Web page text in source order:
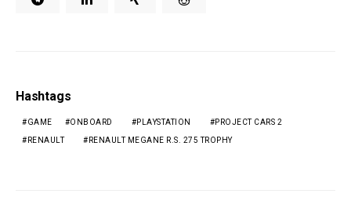
Hashtags
GAME ONBOARD PLAYSTATION PROJECT CARS 2
RENAULT RENAULT MEGANE R.S. 275 TROPHY